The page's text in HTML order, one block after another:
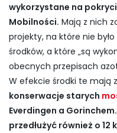
wykorzystane na
Mobilności. Mają z nich
projekty, na które nie
środków, a które „są
obecnych przepisach
W efekcie środki te mają
konserwacje starych
Everdingen a Gorinchem.
przedłużyć również o